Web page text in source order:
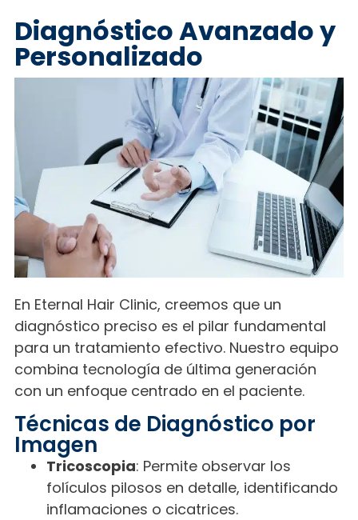
Diagnóstico Avanzado y
Personalizado
En Eternal Hair Clinic, creemos que un
diagnóstico preciso es el pilar fundamental
para un tratamiento efectivo. Nuestro equipo
combina tecnología de última generación
con un enfoque centrado en el paciente.
Técnicas de Diagnóstico por
Imagen
Tricoscopia: Permite observar los
folículos pilosos en detalle, identificando
inflamaciones o cicatrices.